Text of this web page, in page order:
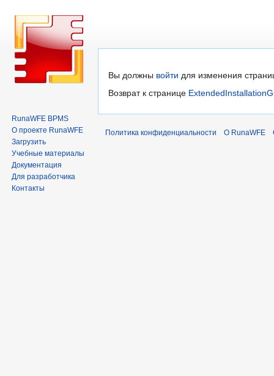
Перейти
к
Перейти
к
Вы должны войти для изменения
Возврат к странице
RunaWFE BPMS
О проекте RunaWFE
Загрузить
Учебные материалы
Документация
Для разработчика
Контакты
Политика конфиденциальности О RunaWFE